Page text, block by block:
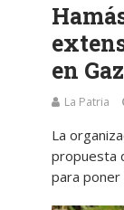
en
La Patria
La
propuesta
para poner